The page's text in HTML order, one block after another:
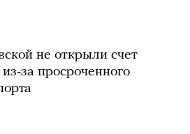
не открыли счет
за просроченного